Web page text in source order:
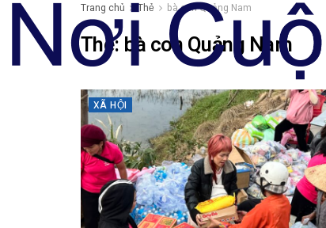
Trang chủ Thẻ bà con Quảng Nam
Thẻ:bà con Quảng Nam
XÃ HỘI